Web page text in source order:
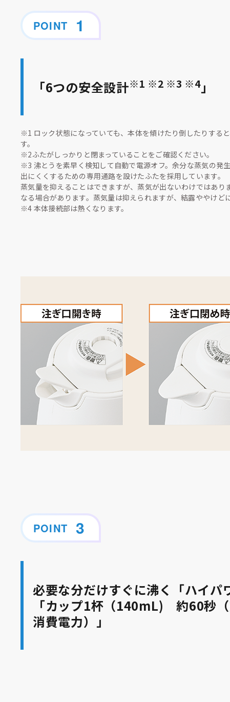
POINT
「6つの安全設計※1 ※2 ※3 ※4」
※1 ロック状態になっていても、本体を傾けたり倒したりする
す。
※2ふたがしっかりと閉まっていることをご確認ください。
※3 沸とうを素早く検知して自動で電源オフ。余分な蒸気の発
出にくくするための専用通路を設けたふたを採用しています。
蒸気量を抑えることはできますが、蒸気が出ないわけではあ
なる場合があります。蒸気量は抑えられますが、結露ややけど
※4 本体接続部は熱くなります。
POINT
必要な分だけすぐに沸く「ハイパ
「カップ1杯（140mL) 約60秒
消費電力）」